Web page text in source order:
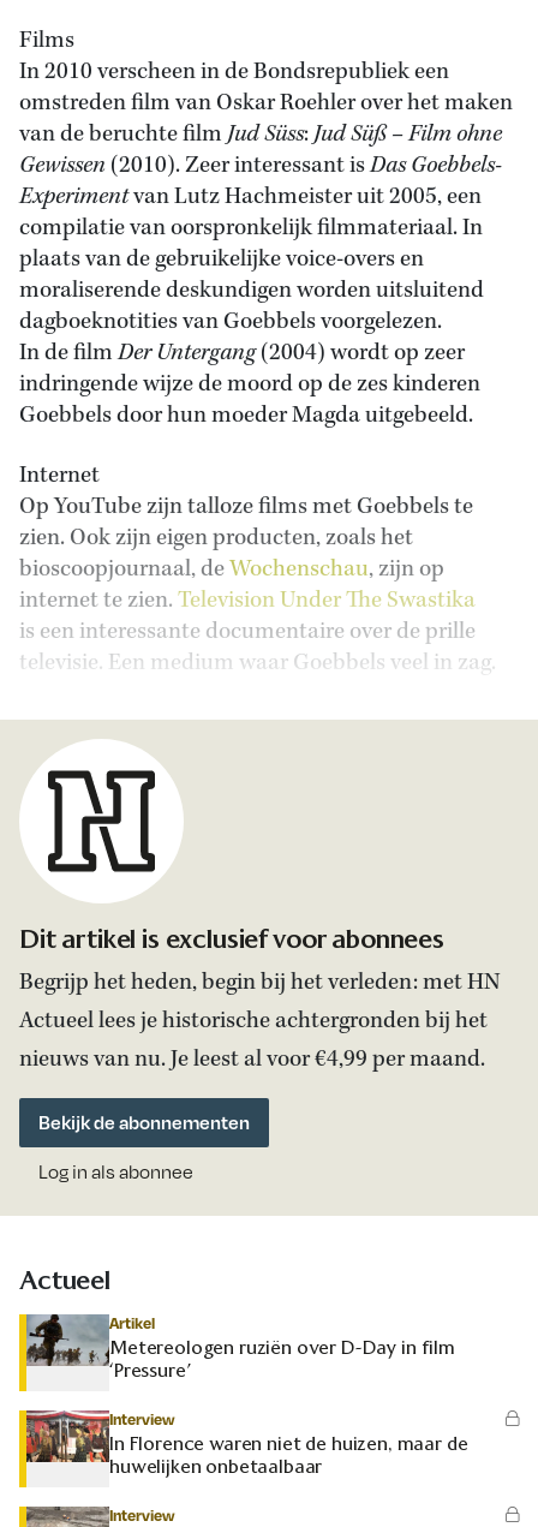
Films
In 2010 verscheen in de Bondsrepubliek een
omstreden film van Oskar Roehler over het maken
van de beruchte filmJud Süss:Jud Süß – Film ohne
Gewissen (2010). Zeer interessant isDas Goebbels-
Experimentvan Lutz Hachmeister uit 2005, een
compilatie van oorspronkelijk filmmateriaal. In
plaats van de gebruikelijke voice-overs en
moraliserende deskundigen worden uitsluitend
dagboeknotities van Goebbels voorgelezen.
In de filmDer Untergang(2004) wordt op zeer
indringende wijze de moord op de zes kinderen
Goebbels door hun moeder Magda uitgebeeld.
Internet
Op YouTube zijn talloze films met Goebbels te
zien. Ook zijn eigen producten, zoals het
bioscoopjournaal, deWochenschau, zijn op
internet te zien.Television Under The Swastika
is een interessante documentaire over de prille
televisie. Een medium waar Goebbels veel in zag.
Dit artikel is exclusief voor abonnees
Begrijp het heden, begin bij het verleden: met HN
Actueel lees je historische achtergronden bij het
nieuws van nu. Je leest al voor €4,99 per maand.
Bekijk de abonnementen
Log in als abonnee
Actueel
Artikel
Metereologen ruziën over D-Day in film
‘Pressure’
Interview
In Florence waren niet de huizen, maar de
huwelijken onbetaalbaar
Interview